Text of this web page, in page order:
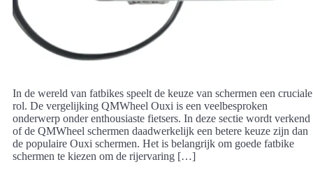
In de wereld van fatbikes speelt de keuze van schermen een cruciale
rol. De vergelijking QMWheel Ouxi is een veelbesproken
onderwerp onder enthousiaste fietsers. In deze sectie wordt verkend
of de QMWheel schermen daadwerkelijk een betere keuze zijn dan
de populaire Ouxi schermen. Het is belangrijk om goede fatbike
schermen te kiezen om de rijervaring […]